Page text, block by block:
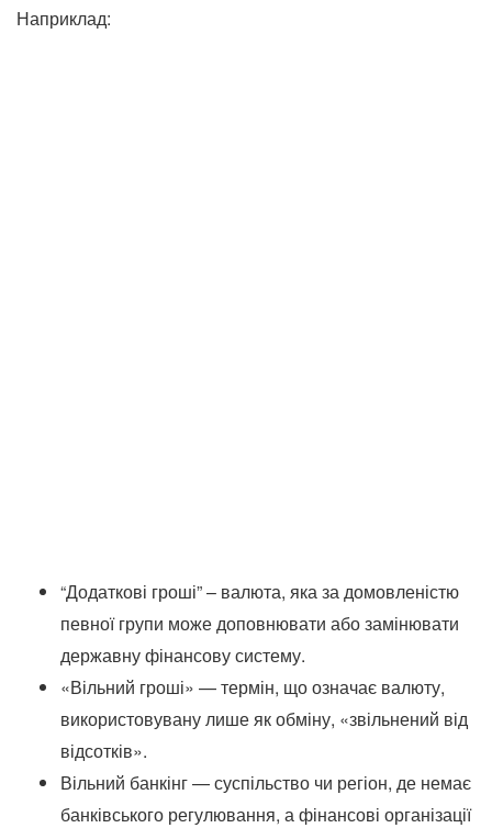
Наприклад:
“Додаткові гроші” – валюта, яка за домовленістю
певної групи може доповнювати або замінювати
державну фінансову систему.
«Вільний гроші» — термін, що означає валюту,
використовувану лише як обміну, «звільнений від
відсотків».
Вільний банкінг — суспільство чи регіон, де немає
банківського регулювання, а фінансові організації